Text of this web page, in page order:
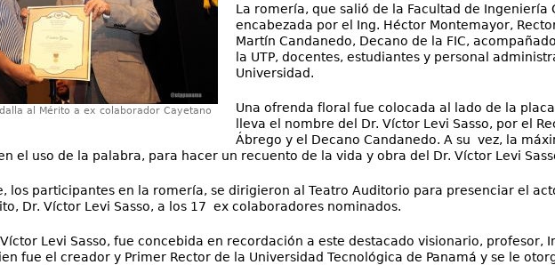
al Mérito a ex colaborador Cayetano
La romería, que salió de la Facultad de Ingeniería
encabezada por el Ing. Héctor Montemayor,
Martín Candanedo, Decano de la FIC,
la UTP, docentes, estudiantes y personal
Universidad.
Una ofrenda floral fue colocada al lado de la
lleva el nombre del Dr. Víctor Levi Sasso, por el
Ábrego y el Decano Candanedo. A su vez, la
el uso de la palabra, para hacer un recuento de la vida y obra del Dr. Víctor Levi
los participantes en la romería, se dirigieron al Teatro Auditorio para presenciar el
Dr. Víctor Levi Sasso, a los 17 ex colaboradores nominados.
Levi Sasso, fue concebida en recordación a este destacado visionario, profesor,
fue el creador y Primer Rector de la Universidad Tecnológica de Panamá y se le